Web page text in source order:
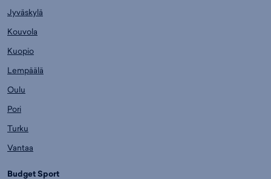
Jyväskylä
Kouvola
Kuopio
Lempäälä
Oulu
Pori
Turku
Vantaa
Budget Sport